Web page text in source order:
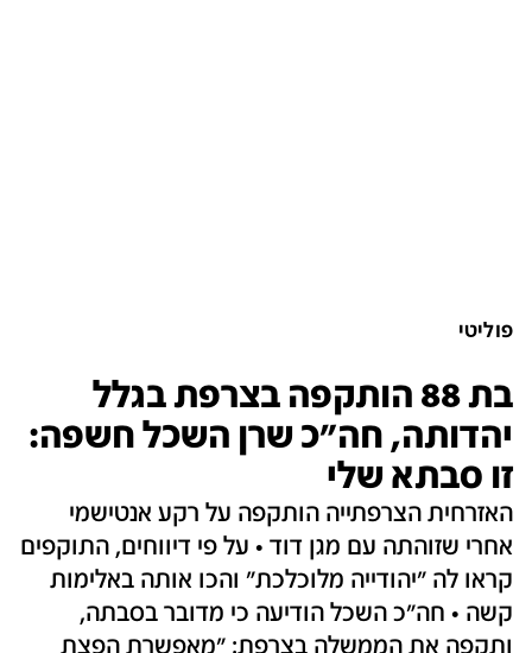
פוליטי
בת 88 הותקפה בצרפת בגלל
יהדותה, חה"כ שרן השכל חשפה:
זו סבתא שלי
האזרחית הצרפתייה הותקפה על רקע אנטישמי
אחרי שזוהתה עם מגן דוד • על פי דיווחים, התוקפים
קראו לה "יהודייה מלוכלכת" והכו אותה באלימות
קשה • חה"כ השכל הודיעה כי מדובר בסבתה,